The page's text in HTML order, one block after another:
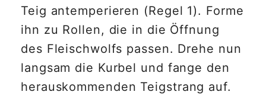
Teig antemperieren (Regel 1). Forme
ihn zu Rollen, die in die Öffnung
des Fleischwolfs passen. Drehe nun
langsam die Kurbel und fange den
herauskommenden Teigstrang auf.